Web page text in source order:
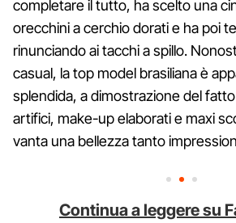
completare il tutto, ha scelto una
orecchini a cerchio dorati e ha poi
rinunciando ai tacchi a spillo.
casual, la top model brasiliana è
splendida, a dimostrazione del
artifici, make-up elaborati e maxi
vanta una bellezza tanto
Continua a leggere su